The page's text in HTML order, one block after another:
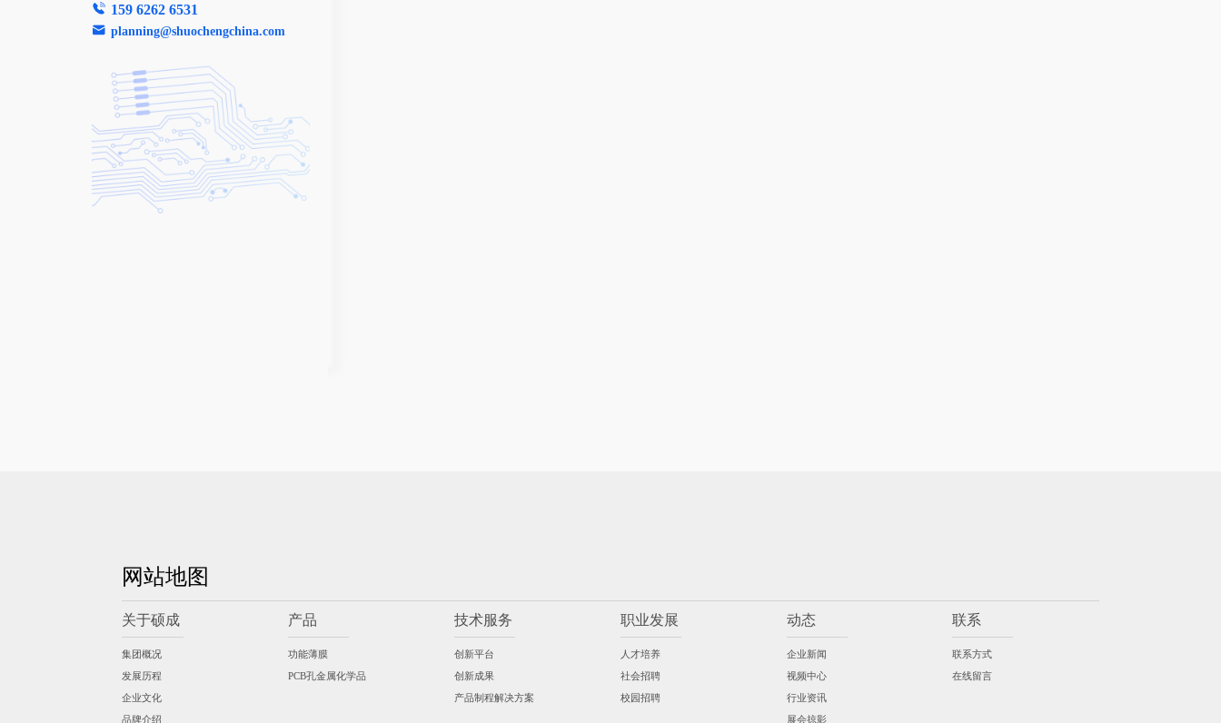
159 6262 6531
planning@shuochengchina.com
网站地图
关于硕成
集团概况
发展历程
企业文化
品牌介绍
产品
功能薄膜
PCB孔金属化学品
技术服务
创新平台
创新成果
产品制程解决方案
职业发展
人才培养
社会招聘
校园招聘
动态
企业新闻
视频中心
行业资讯
展会掠影
联系
联系方式
在线留言